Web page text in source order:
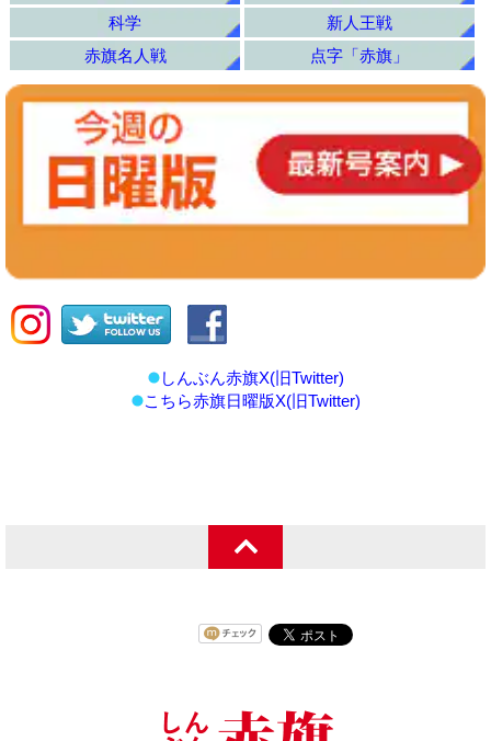
科学
新人王戦
赤旗名人戦
点字「赤旗」
しんぶん赤旗X(旧Twitter)
こちら赤旗日曜版X(旧Twitter)